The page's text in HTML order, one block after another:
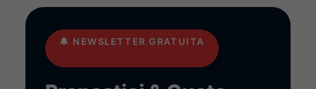
🔔 NEWSLETTER GRATUITA